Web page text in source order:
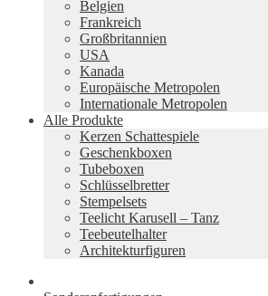
Belgien
Frankreich
Großbritannien
USA
Kanada
Europäische Metropolen
Internationale Metropolen
Alle Produkte
Kerzen Schattespiele
Geschenkboxen
Tubeboxen
Schlüsselbretter
Stempelsets
Teelicht Karusell – Tanz
Teebeutelhalter
Architekturfiguren